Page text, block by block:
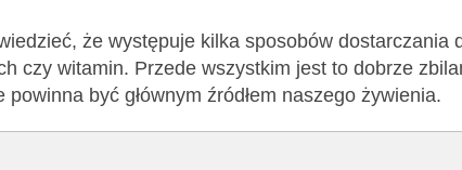
że występuje kilka sposobów
czy witamin. Przede wszystkim jest to dobrze
powinna być głównym źródłem naszego żywienia.